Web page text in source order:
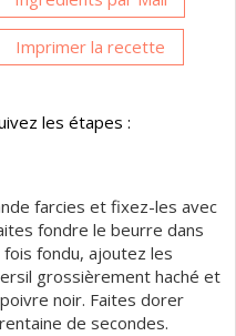
Imprimer la recette
les étapes :
farcies et fixez-les avec
fondre le beurre dans
fondu, ajoutez les
grossièrement haché et
noir. Faites dorer
de secondes.